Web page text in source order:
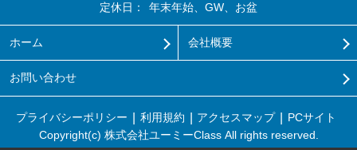
定休日：
年末年始、GW、お盆
ホーム 会社概要
お問い合わせ
プライバシーポリシー 利用規約 アクセスマップ
PCサイト
Copyright(c) 株式会社ユーミーClass All rights reserved.